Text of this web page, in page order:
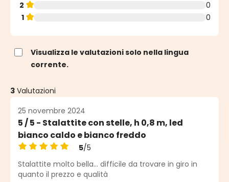
2
0
1
0
Visualizza le valutazioni solo nella lingua
corrente.
3 Valutazioni
25 novembre 2024
5 / 5 - Stalattite con stelle, h 0,8 m, led
bianco caldo e bianco freddo
Valutazione media di 5 su 5 stelle
5/5
Stalattite molto bella... difficile da trovare in giro in
quanto il prezzo e qualità